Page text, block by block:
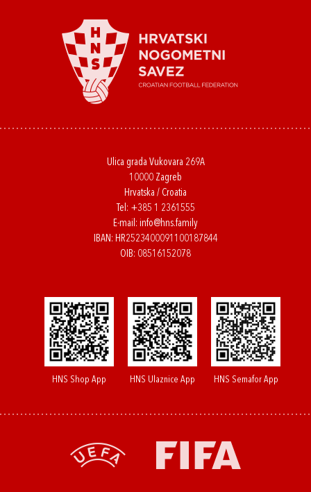
Ulica grada Vukovara 269A
10000 Zagreb
Hrvatska / Croatia
Tel: +385 1 2361555
E-mail: info@hns.family
IBAN: HR2523400091100187844
OIB: 08516152078
HNS Shop App HNS Ulaznice App HNS Semafor App